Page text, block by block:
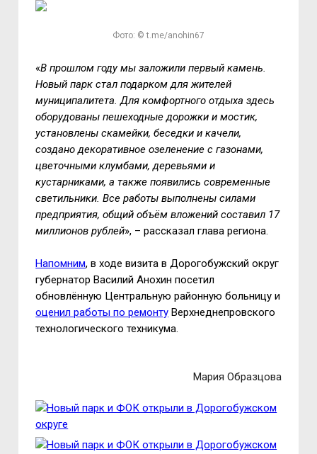
Фото: © t.me/anohin67
«В прошлом году мы заложили первый камень.
Новый парк стал подарком для жителей
муниципалитета. Для комфортного отдыха здесь
оборудованы пешеходные дорожки и мостик,
установлены скамейки, беседки и качели,
создано декоративное озеленение с газонами,
цветочными клумбами, деревьями и
кустарниками, а также появились современные
светильники. Все работы выполнены силами
предприятия, общий объём вложений составил 17
миллионов рублей», – рассказал глава региона.
Напомним, в ходе визита в Дорогобужский округ
губернатор Василий Анохин посетил
обновлённую Центральную районную больницу и
оценил работы по ремонту Верхнеднепровского
технологического техникума.
Мария Образцова